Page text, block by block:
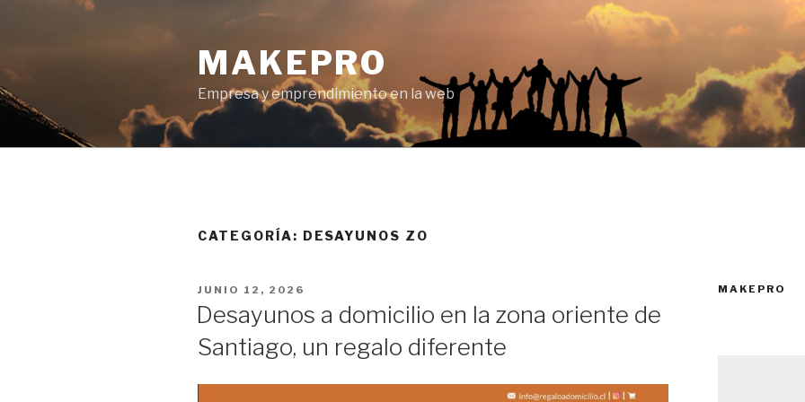
MAKEPRO
Empresa y emprendimiento en la web
CATEGORÍA: DESAYUNOS ZO
POSTED
ON
JUNIO 12, 2026
Desayunos a domicilio en la zona oriente de
Santiago, un regalo diferente
MAKEPRO